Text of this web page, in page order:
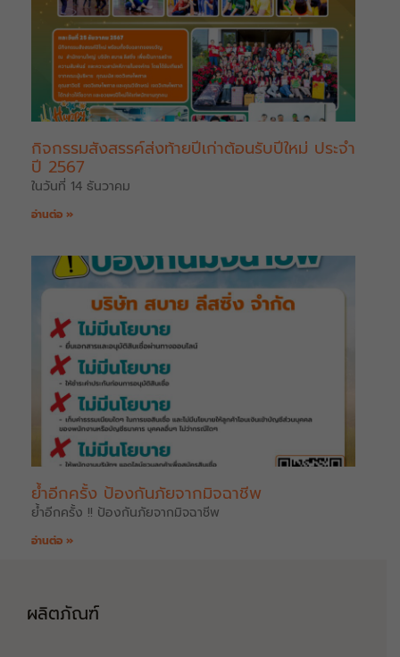
กิจกรรมสังสรรค์ส่งท้ายปีเก่าต้อนรับปีใหม่ ประจำ
ปี 2567
ในวันที่ 14 ธันวาคม
อ่านต่อ »
ย้ำอีกครั้ง ป้องกันภัยจากมิจฉาชีพ
ย้ำอีกครั้ง !! ป้องกันภัยจากมิจฉาชีพ
อ่านต่อ »
ผลิตภัณฑ์